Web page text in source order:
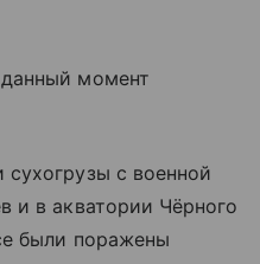
момент
с военной
и в акватории Чёрного
были поражены